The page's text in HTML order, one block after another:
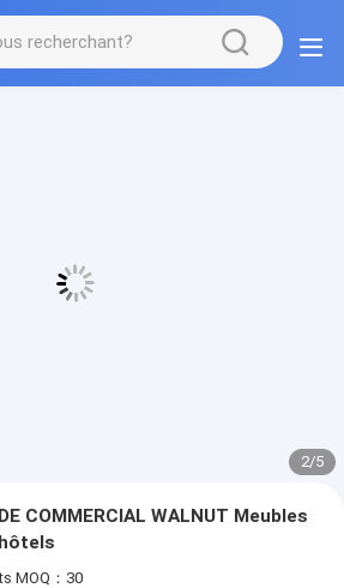
2/5
COMMERCIAL WALNUT Meubles
MOQ：30